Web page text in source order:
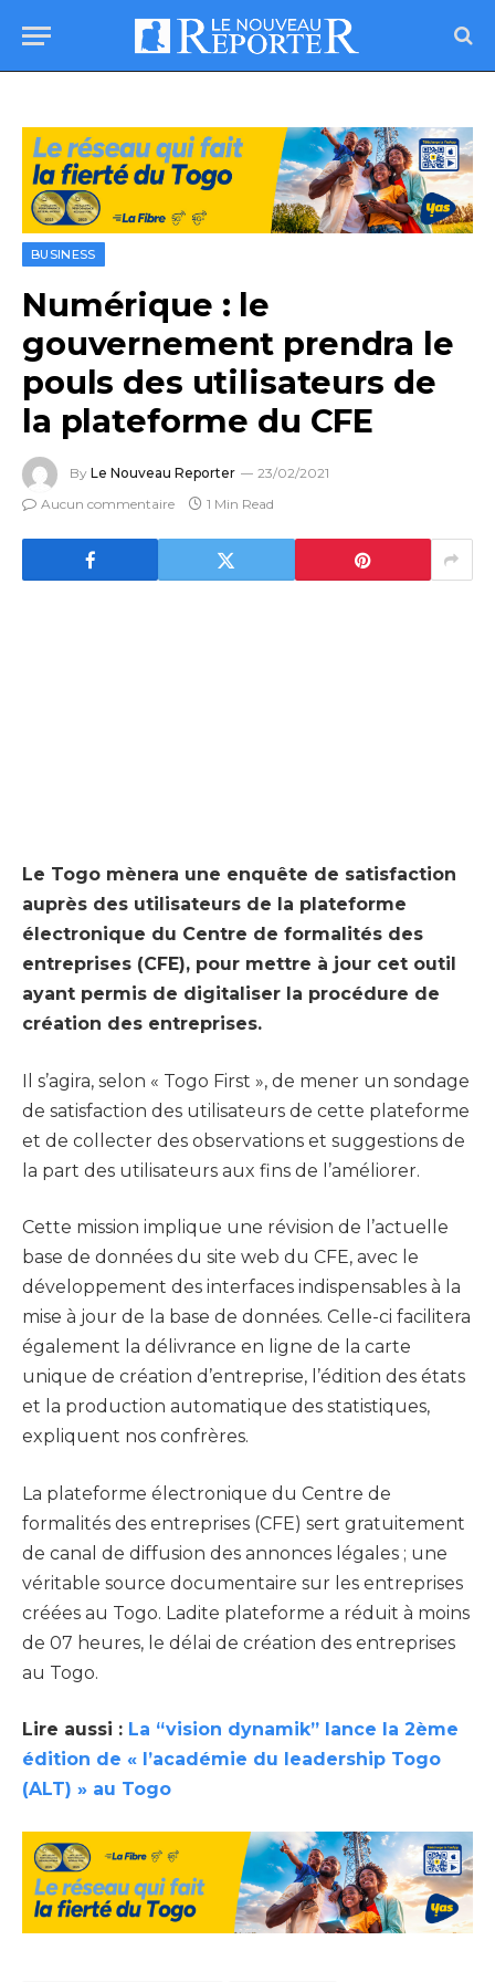
BUSINESS
Numérique : le
gouvernement prendra le
pouls des utilisateurs de
la plateforme du CFE
By Le Nouveau Reporter
23/02/2021
Aucun commentaire
1 Min Read
Le Togo mènera une enquête de satisfaction
auprès des utilisateurs de la plateforme
électronique du Centre de formalités des
entreprises (CFE), pour mettre à jour cet outil
ayant permis de digitaliser la procédure de
création des entreprises.
Il s’agira, selon « Togo First », de mener un sondage
de satisfaction des utilisateurs de cette plateforme
et de collecter des observations et suggestions de
la part des utilisateurs aux fins de l’améliorer.
Cette mission implique une révision de l’actuelle
base de données du site web du CFE, avec le
développement des interfaces indispensables à la
mise à jour de la base de données. Celle-ci facilitera
également la délivrance en ligne de la carte
unique de création d’entreprise, l’édition des états
et la production automatique des statistiques,
expliquent nos confrères.
La plateforme électronique du Centre de
formalités des entreprises (CFE) sert gratuitement
de canal de diffusion des annonces légales ; une
véritable source documentaire sur les entreprises
créées au Togo. Ladite plateforme a réduit à moins
de 07 heures, le délai de création des entreprises
au Togo.
Lire aussi : La “vision dynamik” lance la 2ème
édition de « l’académie du leadership Togo
(ALT) » au Togo